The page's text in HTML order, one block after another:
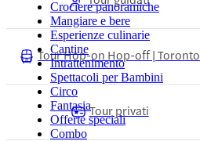
Crociere panoramiche
Mangiare e bere
Esperienze culinarie
Cantine
Intrattenimento
Spettacoli per Bambini
Circo
Fantasia
Offerte speciali
Combo
Tour Hop-on Hop-off | Toronto
Tour privati